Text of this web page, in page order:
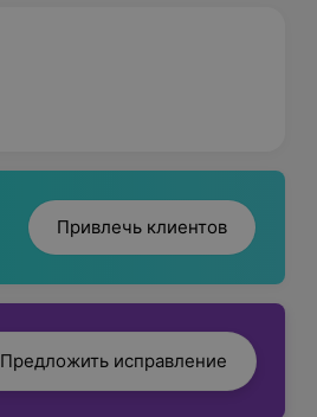
Привлечь клиентов
Предложить исправление